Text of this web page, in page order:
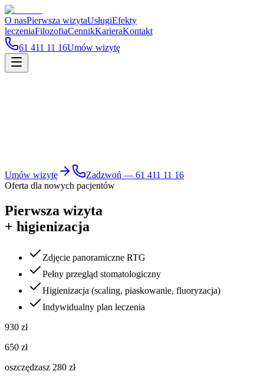
O nasPierwsza wizytaUsługiEfekty
leczeniaFilozofiaCennikKarieraKontakt
61 411 11 16Umów wizytę
Umów wizytę Zadzwoń — 61 411 11 16
Oferta dla nowych pacjentów
Pierwsza wizyta
+ higienizacja
Zdjęcie panoramiczne RTG
Pełny przegląd stomatologiczny
Higienizacja (scaling, piaskowanie, fluoryzacja)
Indywidualny plan leczenia
930 zł
650 zł
oszczędzasz 280 zł